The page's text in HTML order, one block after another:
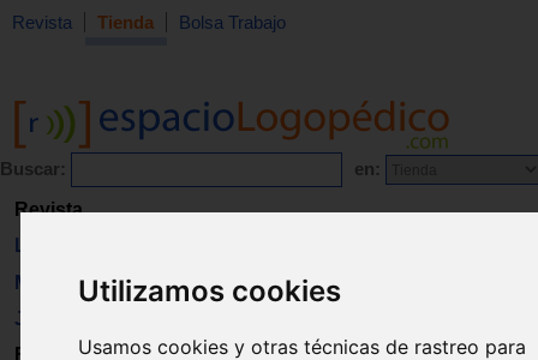
Utilizamos cookies
Usamos cookies y otras técnicas de rastreo para
Revista Tienda Bolsa Trabajo
Buscar: en:
Revista
Libros
Material
Juguetes
Formación